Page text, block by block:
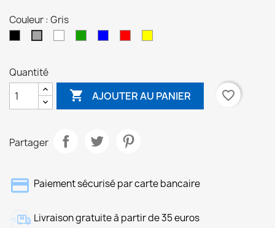
Couleur : Gris
Quantité
 AJOUTER AU PANIER favorite_border
Partager
Paiement sécurisé par carte bancaire
Livraison gratuite à partir de 35 euros